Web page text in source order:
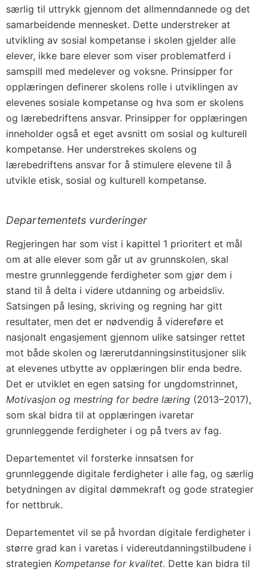
særlig til uttrykk gjennom det allmenndannede og det
samarbeidende mennesket. Dette understreker at
utvikling av sosial kompetanse i skolen gjelder alle
elever, ikke bare elever som viser problematferd i
samspill med medelever og voksne. Prinsipper for
opplæringen definerer skolens rolle i utviklingen av
elevenes sosiale kompetanse og hva som er skolens
og lærebedriftens ansvar. Prinsipper for opplæringen
inneholder også et eget avsnitt om sosial og kulturell
kompetanse. Her understrekes skolens og
lærebedriftens ansvar for å stimulere elevene til å
utvikle etisk, sosial og kulturell kompetanse.
Departementets vurderinger
Regjeringen har som vist i kapittel 1 prioritert et mål
om at alle elever som går ut av grunnskolen, skal
mestre grunnleggende ferdigheter som gjør dem i
stand til å delta i videre utdanning og arbeidsliv.
Satsingen på lesing, skriving og regning har gitt
resultater, men det er nødvendig å videreføre et
nasjonalt engasjement gjennom ulike satsinger rettet
mot både skolen og lærerutdanningsinstitusjoner slik
at elevenes utbytte av opplæringen blir enda bedre.
Det er utviklet en egen satsing for ungdomstrinnet,
Motivasjon og mestring for bedre læring (2013–2017),
som skal bidra til at opplæringen ivaretar
grunnleggende ferdigheter i og på tvers av fag.
Departementet vil forsterke innsatsen for
grunnleggende digitale ferdigheter i alle fag, og særlig
betydningen av digital dømmekraft og gode strategier
for nettbruk.
Departementet vil se på hvordan digitale ferdigheter i
større grad kan i varetas i videreutdanningstilbudene i
strategien Kompetanse for kvalitet. Dette kan bidra til